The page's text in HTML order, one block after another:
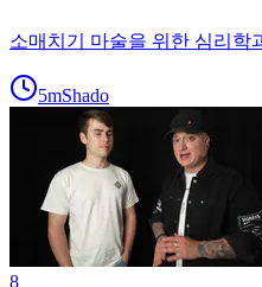
소매치기 마술을 위한 심리학
5mShado
8